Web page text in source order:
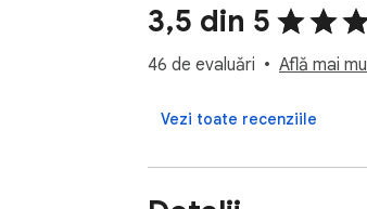
3,5 din 5
46 de evaluări Află mai
Vezi toate recenziile